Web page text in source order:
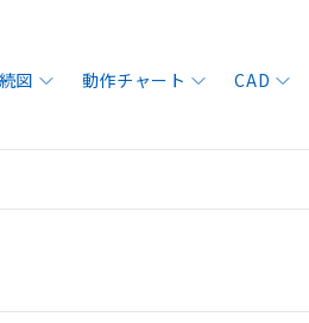
図 動作チャート CAD